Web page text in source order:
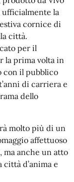
la
cornice di
città.
per il
la prima volta in
con il pubblico
di carriera e
dello
molto più di un
affettuoso
ma anche un atto
città d’anima e